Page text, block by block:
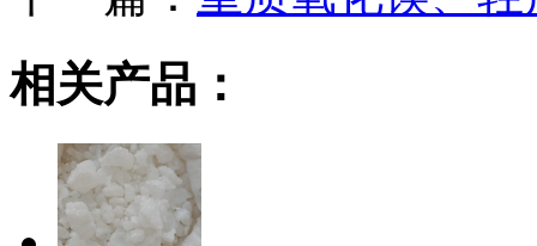
相关产品：